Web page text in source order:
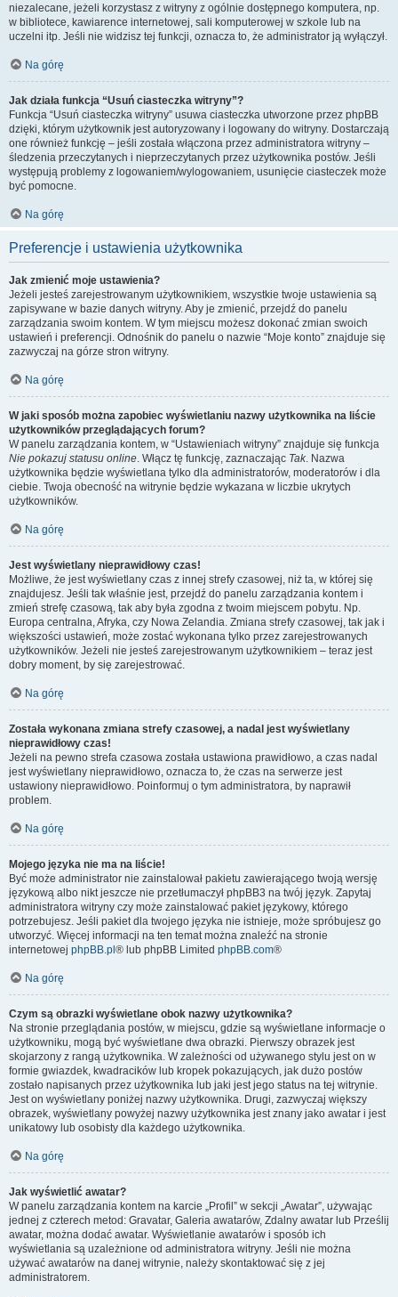
niezalecane, jeżeli korzystasz z witryny z ogólnie dostępnego komputera, np.
w bibliotece, kawiarence internetowej, sali komputerowej w szkole lub na
uczelni itp. Jeśli nie widzisz tej funkcji, oznacza to, że administrator ją wyłączył.
Na górę
Jak działa funkcja “Usuń ciasteczka witryny”?
Funkcja “Usuń ciasteczka witryny” usuwa ciasteczka utworzone przez phpBB
dzięki, którym użytkownik jest autoryzowany i logowany do witryny. Dostarczają
one również funkcję – jeśli została włączona przez administratora witryny –
śledzenia przeczytanych i nieprzeczytanych przez użytkownika postów. Jeśli
występują problemy z logowaniem/wylogowaniem, usunięcie ciasteczek może
być pomocne.
Na górę
Preferencje i ustawienia użytkownika
Jak zmienić moje ustawienia?
Jeżeli jesteś zarejestrowanym użytkownikiem, wszystkie twoje ustawienia są
zapisywane w bazie danych witryny. Aby je zmienić, przejdź do panelu
zarządzania swoim kontem. W tym miejscu możesz dokonać zmian swoich
ustawień i preferencji. Odnośnik do panelu o nazwie “Moje konto” znajduje się
zazwyczaj na górze stron witryny.
Na górę
W jaki sposób można zapobiec wyświetlaniu nazwy użytkownika na liście
użytkowników przeglądających forum?
W panelu zarządzania kontem, w “Ustawieniach witryny” znajduje się funkcja
Nie pokazuj statusu online. Włącz tę funkcję, zaznaczając Tak. Nazwa
użytkownika będzie wyświetlana tylko dla administratorów, moderatorów i dla
ciebie. Twoja obecność na witrynie będzie wykazana w liczbie ukrytych
użytkowników.
Na górę
Jest wyświetlany nieprawidłowy czas!
Możliwe, że jest wyświetlany czas z innej strefy czasowej, niż ta, w której się
znajdujesz. Jeśli tak właśnie jest, przejdź do panelu zarządzania kontem i
zmień strefę czasową, tak aby była zgodna z twoim miejscem pobytu. Np.
Europa centralna, Afryka, czy Nowa Zelandia. Zmiana strefy czasowej, tak jak i
większości ustawień, może zostać wykonana tylko przez zarejestrowanych
użytkowników. Jeżeli nie jesteś zarejestrowanym użytkownikiem – teraz jest
dobry moment, by się zarejestrować.
Na górę
Została wykonana zmiana strefy czasowej, a nadal jest wyświetlany
nieprawidłowy czas!
Jeżeli na pewno strefa czasowa została ustawiona prawidłowo, a czas nadal
jest wyświetlany nieprawidłowo, oznacza to, że czas na serwerze jest
ustawiony nieprawidłowo. Poinformuj o tym administratora, by naprawił
problem.
Na górę
Mojego języka nie ma na liście!
Być może administrator nie zainstalował pakietu zawierającego twoją wersję
językową albo nikt jeszcze nie przetłumaczył phpBB3 na twój język. Zapytaj
administratora witryny czy może zainstalować pakiet językowy, którego
potrzebujesz. Jeśli pakiet dla twojego języka nie istnieje, może spróbujesz go
utworzyć. Więcej informacji na ten temat można znaleźć na stronie
internetowej phpBB.pl ® lub phpBB Limited phpBB.com®
Na górę
Czym są obrazki wyświetlane obok nazwy użytkownika?
Na stronie przeglądania postów, w miejscu, gdzie są wyświetlane informacje o
użytkowniku, mogą być wyświetlane dwa obrazki. Pierwszy obrazek jest
skojarzony z rangą użytkownika. W zależności od używanego stylu jest on w
formie gwiazdek, kwadracików lub kropek pokazujących, jak dużo postów
zostało napisanych przez użytkownika lub jaki jest jego status na tej witrynie.
Jest on wyświetlany poniżej nazwy użytkownika. Drugi, zazwyczaj większy
obrazek, wyświetlany powyżej nazwy użytkownika jest znany jako awatar i jest
unikatowy lub osobisty dla każdego użytkownika.
Na górę
Jak wyświetlić awatar?
W panelu zarządzania kontem na karcie „Profil” w sekcji „Awatar”, używając
jednej z czterech metod: Gravatar, Galeria awatarów, Zdalny awatar lub Prześlij
awatar, można dodać awatar. Wyświetlanie awatarów i sposób ich
wyświetlania są uzależnione od administratora witryny. Jeśli nie można
używać awatarów na danej witrynie, należy skontaktować się z jej
administratorem.